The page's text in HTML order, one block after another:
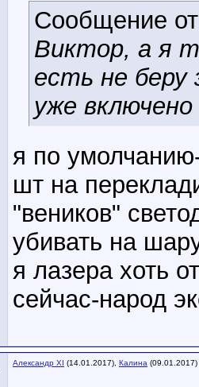
Сообщение
Виктор, а я
есть не беру
уже включено
я по
шт на
"веников"
убивать на
я лазера хоть
сейчас-народ
Александр XI (14.01.2017), Калина (09.01.2017)